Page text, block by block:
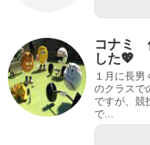
コナミ
した💖
１月に長
のクラスで
ですが、競
で...